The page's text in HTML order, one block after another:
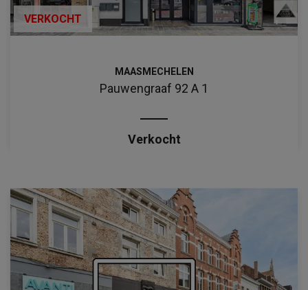
VERKOCHT
MAASMECHELEN
Pauwengraaf 92 A 1
Verkocht